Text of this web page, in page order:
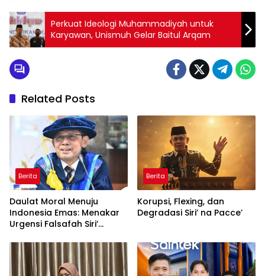
Perkuat Ideologi Muhammadiyah untuk
Karyawan, Unismuh Gelar Baitul Arqam
Related Posts
Berita
Daulat Moral Menuju
Indonesia Emas: Menakar
Urgensi Falsafah Siri’
Ancaman Kleptokrasi
Berita
Korupsi, Flexing, dan
Degradasi Siri’ na Pacce’